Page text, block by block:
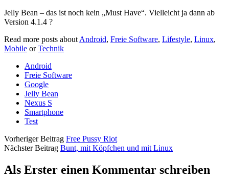
Jelly Bean – das ist noch kein „Must Have“. Vielleicht ja dann ab
Version 4.1.4 ?
Read more posts about Android, Freie Software, Lifestyle, Linux,
Mobile orTechnik
Android
Freie Software
Google
Jelly Bean
Nexus S
Smartphone
Test
Vorheriger Beitrag Free Pussy Riot
Nächster Beitrag Bunt, mit Köpfchen und mit Linux
Als Erster einen Kommentar schreiben